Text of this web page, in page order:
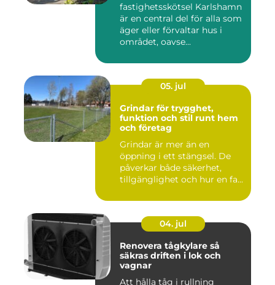
fastighetsskötsel Karlshamn
är en central del för alla som
äger eller förvaltar hus i
området, oavse...
05. jul
Grindar för trygghet,
funktion och stil runt hem
och företag
Grindar är mer än en
öppning i ett stängsel. De
påverkar både säkerhet,
tillgänglighet och hur en fa...
04. jul
Renovera tågkylare så
säkras driften i lok och
vagnar
Att hålla tåg i rullning